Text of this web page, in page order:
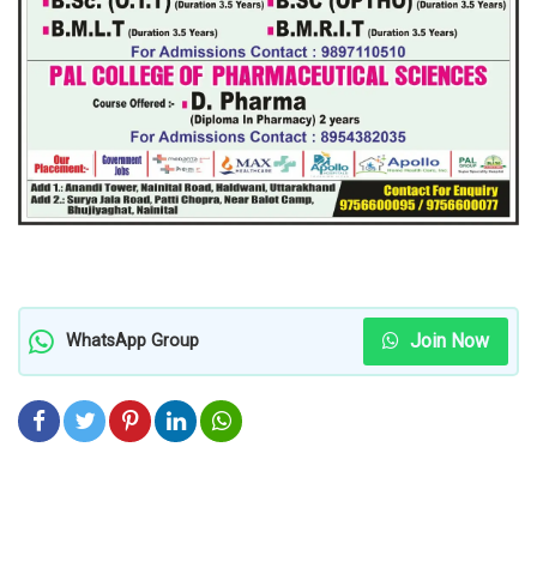
WhatsApp Group Join Now